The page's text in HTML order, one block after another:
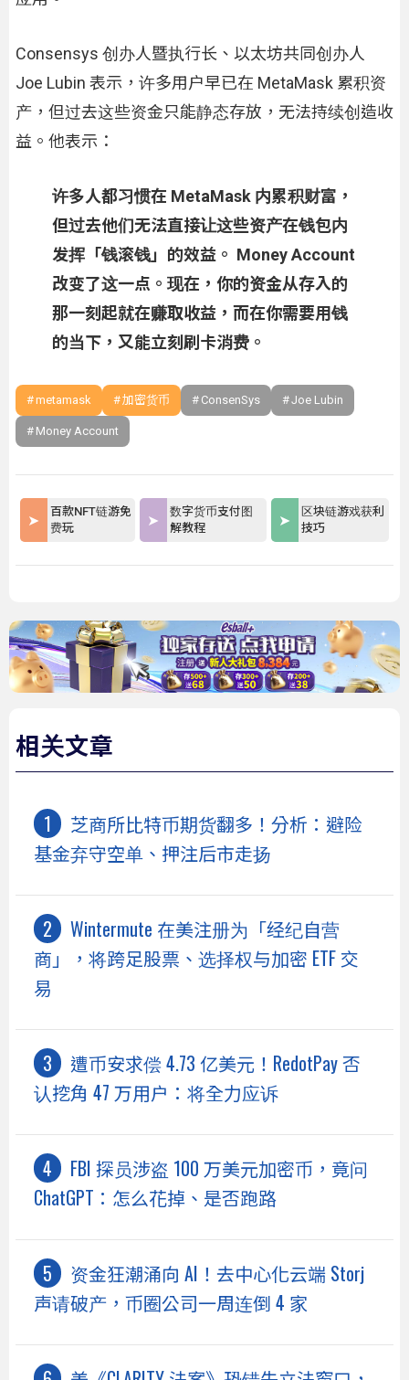
Consensys 创办人暨执行长、以太坊共同创办人
Joe Lubin 表示，许多用户早已在 MetaMask 累积资
产，但过去这些资金只能静态存放，无法持续创造收
益。他表示：
许多人都习惯在 MetaMask 内累积财富，
但过去他们无法直接让这些资产在钱包内
发挥「钱滚钱」的效益。 Money Account
改变了这一点。现在，你的资金从存入的
那一刻起就在赚取收益，而在你需要用钱
的当下，又能立刻刷卡消费。
metamask 加密货币 ConsenSys Joe Lubin
Money Account
百款NFT链游免
费玩
数字货币支付图
解教程
区块链游戏获利
技巧
相关文章
芝商所比特币期货翻多！分析：避险
基金弃守空单、押注后市走扬
Wintermute 在美注册为「经纪自营
商」，将跨足股票、选择权与加密 ETF 交
易
遭币安求偿 4.73 亿美元！RedotPay 否
认挖角 47 万用户：将全力应诉
FBI 探员涉盗 100 万美元加密币，竟问
ChatGPT：怎么花掉、是否跑路
资金狂潮涌向 AI！去中心化云端 Storj
声请破产，币圈公司一周连倒 4 家